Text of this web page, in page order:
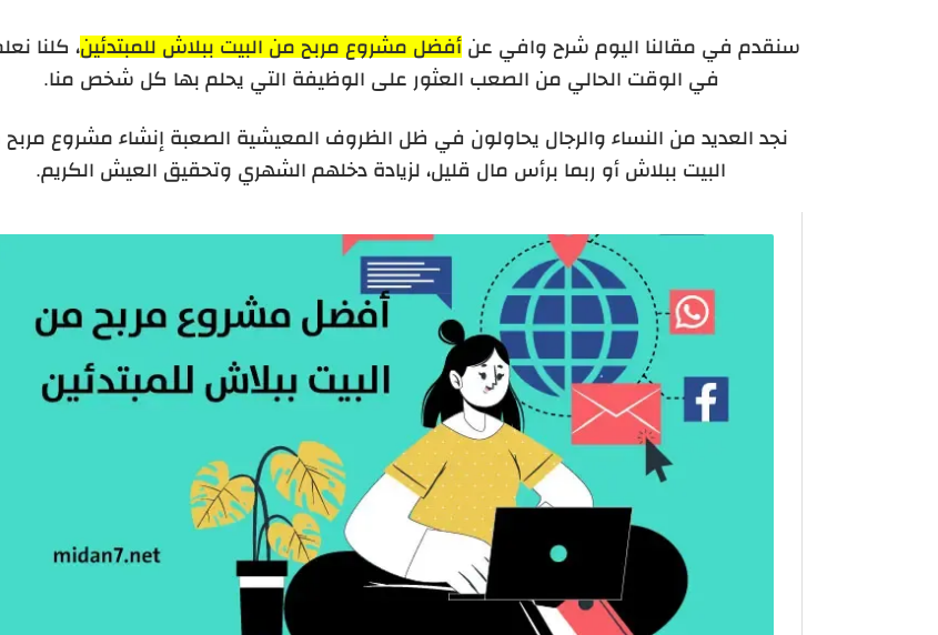
سنقدم في مقالنا اليوم شرح وافي عن أفضل مشروع مربح من البيت ببلاش للمبتدئين، كلنا
في الوقت الحالي من الصعب العثور على الوظيفة التي يحلم بها كل شخص منا.
نجد العديد من النساء والرجال يحاولون في ظل الظروف المعيشية الصعبة إنشاء مشروع
البيت ببلاش أو ربما برأس مال قليل، لزيادة دخلهم الشهري وتحقيق العيش الكريم.